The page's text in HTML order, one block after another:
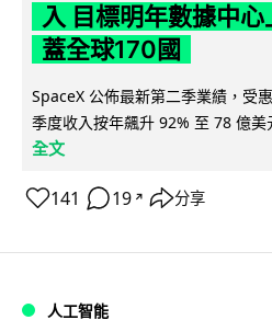
入 目標明年數據中
蓋全球170國
SpaceX 公佈最新第二季業績，受
季度收入按年飆升 92% 至 78 億
全文
141 19 ↗ 分享
人工智能